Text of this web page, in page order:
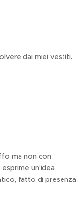
dai miei vestiti.
ma non con
un'idea
fatto di presenza